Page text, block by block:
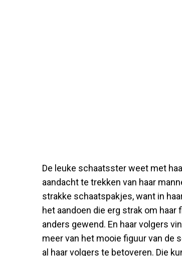
De leuke schaatsster weet met
aandacht te trekken van haar
strakke schaatspakjes, want in
het aandoen die erg strak om
anders gewend. En haar volgers
meer van het mooie figuur van de
al haar volgers te betoveren. Die